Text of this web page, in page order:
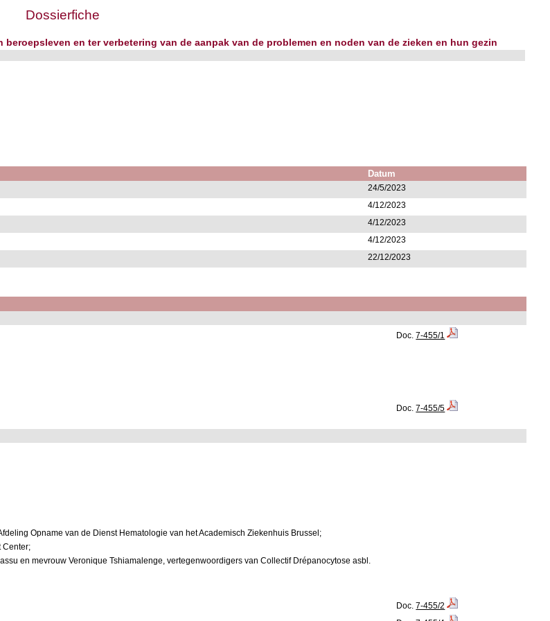
Dossierfiche
en ter verbetering van de aanpak van de problemen en noden van de zieken en hun gezin
Datum
24/5/2023
4/12/2023
4/12/2023
4/12/2023
22/12/2023
Doc.7-455/1
Doc.7-455/5
Opname van de Dienst Hematologie van het Academisch Ziekenhuis Brussel;
Center;
en mevrouw Veronique Tshiamalenge, vertegenwoordigers van Collectif Drépanocytose asbl.
Doc.7-455/2